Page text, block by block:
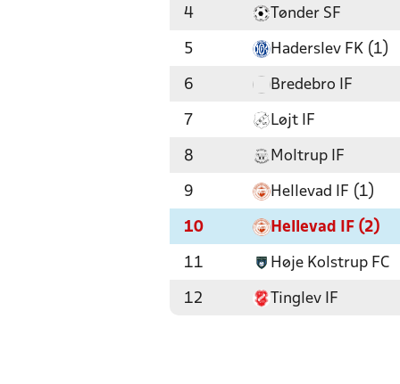
4 Tønder SF
5 Haderslev FK (1)
6 Bredebro IF
7 Løjt IF
8 Moltrup IF
9 Hellevad IF (1)
10 Hellevad IF (2)
11 Høje Kolstrup FC
12 Tinglev IF